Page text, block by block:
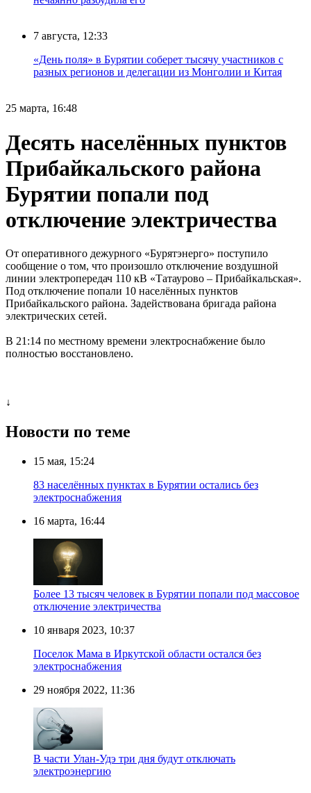
7 августа, 12:33
«День поля» в Бурятии соберет тысячу участников с
разных регионов и делегации из Монголии и Китая
25 марта, 16:48
Десять населённых пунктов
Прибайкальского района
Бурятии попали под
отключение электричества
От оперативного дежурного «Бурятэнерго» поступило
сообщение о том, что произошло отключение воздушной
линии электропередач 110 кВ «Татаурово – Прибайкальская».
Под отключение попали 10 населённых пунктов
Прибайкальского района. Задействована бригада района
электрических сетей.
В 21:14 по местному времени электроснабжение было
полностью восстановлено.
↓
Новости по теме
15 мая, 15:24
83 населённых пунктах в Бурятии остались без
электроснабжения
16 марта, 16:44
Более 13 тысяч человек в Бурятии попали под массовое
отключение электричества
10 января 2023, 10:37
Поселок Мама в Иркутской области остался без
электроснабжения
29 ноября 2022, 11:36
В части Улан-Удэ три дня будут отключать
электроэнергию